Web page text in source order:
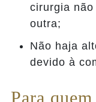
cirurgia
outra;
Não haja
devido à
Para